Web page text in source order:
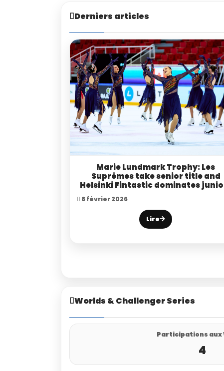
Derniers articles
Marie Lundmark Trophy: Les
Suprêmes take senior title and
Helsinki Fintastic dominates
8 février 2026
Lire
Worlds & Challenger Series
Participations aux
4